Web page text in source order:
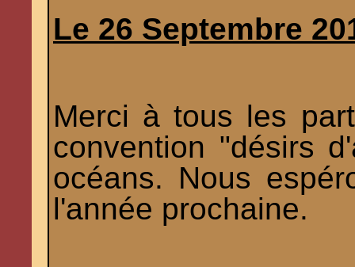
Le 26 Septembre
Merci à tous les
convention "désirs
océans. Nous
l'année prochaine.